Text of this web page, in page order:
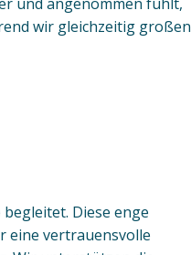
wir gleichzeitig großen
Diese enge
eine vertrauensvolle